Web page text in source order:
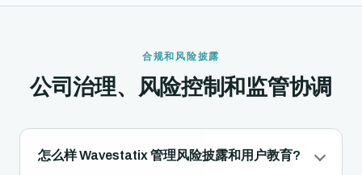
合规和风险披露
公司治理、风险控制和监管协调
怎么样 Wavestatix 管理风险披露和用户教育?